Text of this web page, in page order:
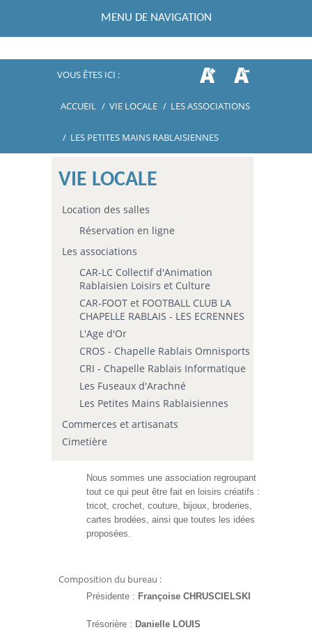
MENU DE NAVIGATION
VOUS ÊTES ICI :
ACCUEIL / VIE LOCALE / LES ASSOCIATIONS
/ LES PETITES MAINS RABLAISIENNES
VIE LOCALE
Location des salles
Réservation en ligne
Les associations
CAR-LC Collectif d'Animation
Rablaisien Loisirs et Culture
CAR-FOOT et FOOTBALL CLUB LA
CHAPELLE RABLAIS - LES ECRENNES
L'Age d'Or
CROS - Chapelle Rablais Omnisports
CRI - Chapelle Rablais Informatique
Les Fuseaux d'Arachné
Les Petites Mains Rablaisiennes
Commerces et artisanats
Cimetière
Nous sommes une association regroupant
tout ce qui peut être fait en loisirs créatifs :
tricot, crochet, couture, bijoux, broderies,
cartes brodées, ainsi que toutes les idées
proposées.
Composition du bureau :
Présidente : Françoise CHRUSCIELSKI
Trésorière : Danielle LOUIS